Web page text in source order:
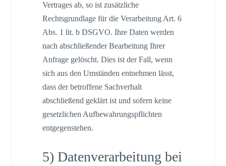
Vertrages ab, so ist zusätzliche
Rechtsgrundlage für die Verarbeitung Art. 6
Abs. 1 lit. b DSGVO. Ihre Daten werden
nach abschließender Bearbeitung Ihrer
Anfrage gelöscht. Dies ist der Fall, wenn
sich aus den Umständen entnehmen lässt,
dass der betroffene Sachverhalt
abschließend geklärt ist und sofern keine
gesetzlichen Aufbewahrungspflichten
entgegenstehen.
5) Datenverarbeitung bei